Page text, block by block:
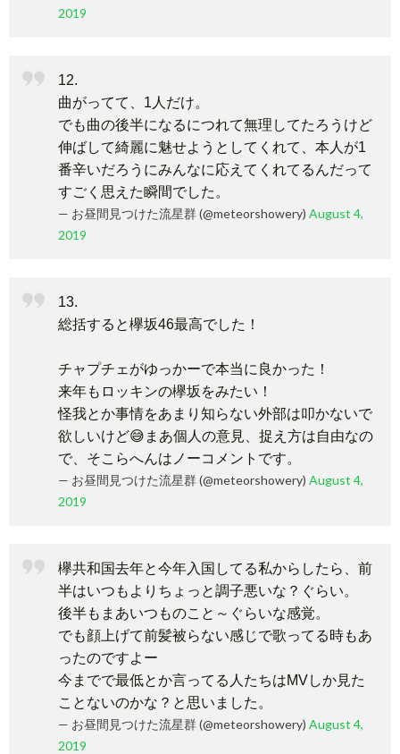
2019
12.
曲がってて、1人だけ。
でも曲の後半になるにつれて無理してたろうけど
伸ばして綺麗に魅せようとしてくれて、本人が1
番辛いだろうにみんなに応えてくれてるんだって
すごく思えた瞬間でした。
— お昼間見つけた流星群 (@meteorshowery) August 4,
2019
13.
総括すると欅坂46最高でした！
チャプチェがゆっかーで本当に良かった！
来年もロッキンの欅坂をみたい！
怪我とか事情をあまり知らない外部は叩かないで
欲しいけど😅まあ個人の意見、捉え方は自由なの
で、そこらへんはノーコメントです。
— お昼間見つけた流星群 (@meteorshowery) August 4,
2019
欅共和国去年と今年入国してる私からしたら、前
半はいつもよりちょっと調子悪いな？ぐらい。
後半もまあいつものこと～ぐらいな感覚。
でも顔上げて前髪被らない感じで歌ってる時もあ
ったのですよー
今までで最低とか言ってる人たちはMVしか見た
ことないのかな？と思いました。
— お昼間見つけた流星群 (@meteorshowery) August 4,
2019